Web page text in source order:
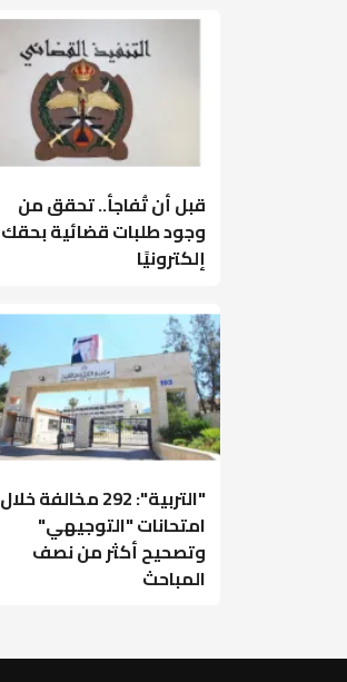
قبل أن تُفاجأ.. تحقق من
وجود طلبات قضائية بحقك
إلكترونيًا
"التربية": 292 مخالفة خلال
امتحانات "التوجيهي"
وتصحيح أكثر من نصف
المباحث